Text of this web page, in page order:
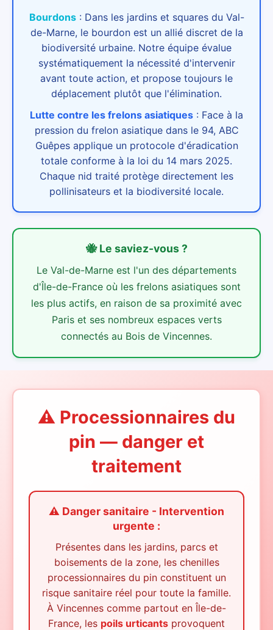
Bourdons : Dans les jardins et squares du Val-
de-Marne, le bourdon est un allié discret de la
biodiversité urbaine. Notre équipe évalue
systématiquement la nécessité d'intervenir
avant toute action, et propose toujours le
déplacement plutôt que l'élimination.
Lutte contre les frelons asiatiques : Face à la
pression du frelon asiatique dans le 94, ABC
Guêpes applique un protocole d'éradication
totale conforme à la loi du 14 mars 2025.
Chaque nid traité protège directement les
pollinisateurs et la biodiversité locale.
🐝 Le saviez-vous ?
Le Val-de-Marne est l'un des départements
d'Île-de-France où les frelons asiatiques sont
les plus actifs, en raison de sa proximité avec
Paris et ses nombreux espaces verts
connectés au Bois de Vincennes.
⚠️ Processionnaires du
pin — danger et
traitement
⚠️ Danger sanitaire - Intervention
urgente :
Présentes dans les jardins, parcs et
boisements de la zone, les chenilles
processionnaires du pin constituent un
risque sanitaire réel pour toute la famille.
À Vincennes comme partout en Île-de-
France, les poils urticants provoquent